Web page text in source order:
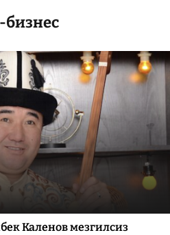
Каленов мезгилсиз